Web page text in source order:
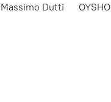
Massimo Dutti OYSHO